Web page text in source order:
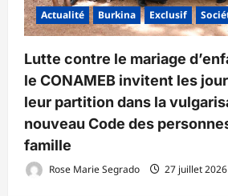
Actualité Burkina Exclusif
Lutte contre le mariage
le CONAMEB invitent les
leur partition dans la
nouveau Code des
famille
Rose Marie Segrado 27 juillet 2026